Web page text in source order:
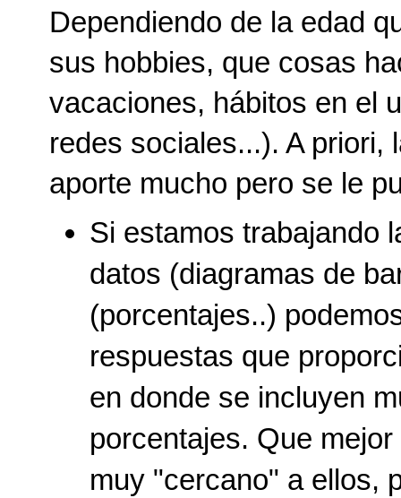
Dependiendo de la edad
sus hobbies, que cosas
vacaciones, hábitos en el
redes sociales...). A priori,
aporte mucho pero se le
Si estamos trabajando
datos (diagramas de
(porcentajes..)
respuestas que
en donde se incluyen
porcentajes. Que
muy "cercano" a ellos,